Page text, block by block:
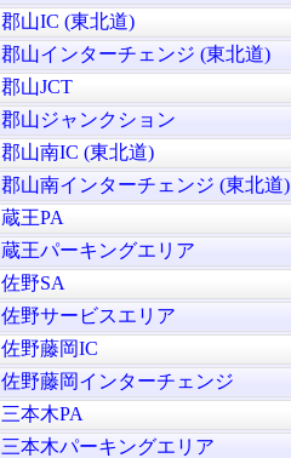
郡山IC (東北道)
郡山インターチェンジ (東北道)
郡山JCT
郡山ジャンクション
郡山南IC (東北道)
郡山南インターチェンジ (東北道)
蔵王PA
蔵王パーキングエリア
佐野SA
佐野サービスエリア
佐野藤岡IC
佐野藤岡インターチェンジ
三本木PA
三本木パーキングエリア